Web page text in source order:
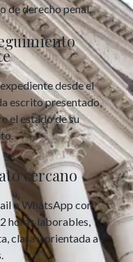
de derecho penal.
desde el
escrito presentado,
el estado de su
cercano
o WhatsApp con
horas laborables,
clara y orientada a